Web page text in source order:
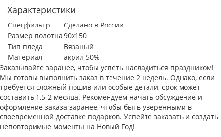
Характеристики
Спецфильтр
Сделано в России
Размер полотна90x150
Тип пледа
Вязаный
Материал
акрил 50%
Заказывайте заранее, чтобы успеть насладиться праздником!
Мы готовы выполнить заказ в течение 2 недель. Однако, если
требуется сложный пошив или особые детали, срок может
составить 1,5-2 месяца. Рекомендуем начать обсуждение и
оформление заказа заранее, чтобы быть уверенными в
своевременной доставке подарков. Успейте заказать и создать
неповторимые моменты на Новый Год!